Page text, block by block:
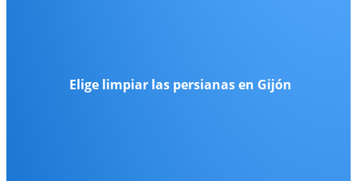
Elige limpiar las persianasen Gijón